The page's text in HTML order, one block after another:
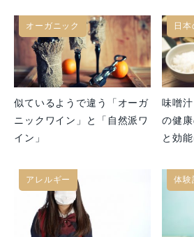
オーガニック
似ているようで違う「オーガ
ニックワイン」と「自然派ワ
イン」
日
味噌
の健
と効
アレルギー 体験